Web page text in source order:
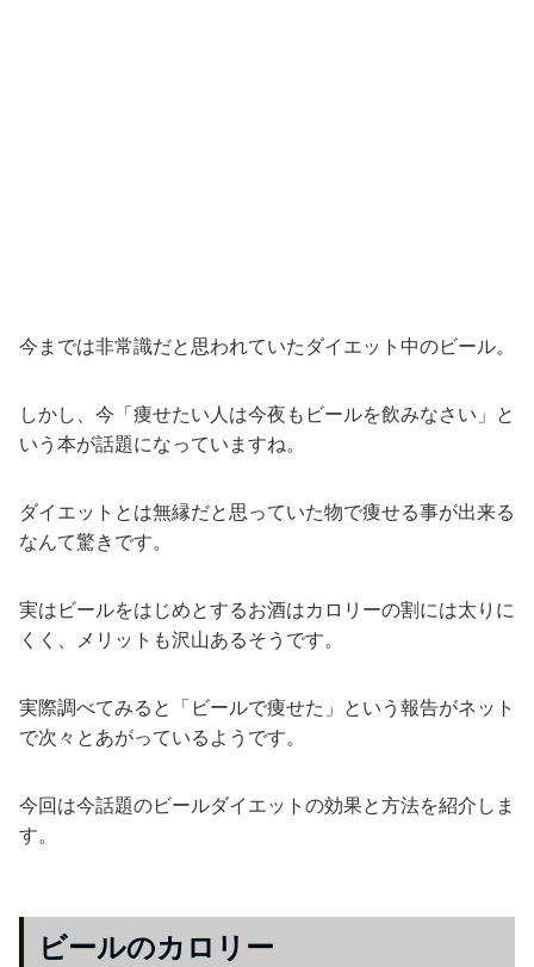
今までは非常識だと思われていたダイエット中のビール。
しかし、今「痩せたい人は今夜もビールを飲みなさい」と
いう本が話題になっていますね。
ダイエットとは無縁だと思っていた物で痩せる事が出来る
なんて驚きです。
実はビールをはじめとするお酒はカロリーの割には太りに
くく、メリットも沢山あるそうです。
実際調べてみると「ビールで痩せた」という報告がネット
で次々とあがっているようです。
今回は今話題のビールダイエットの効果と方法を紹介しま
す。
ビールのカロリー